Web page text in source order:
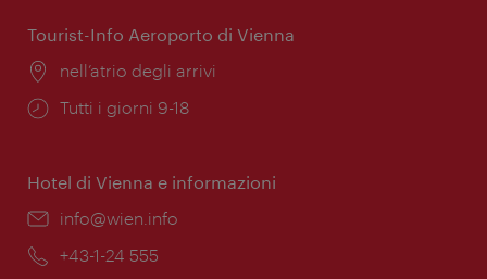
Tourist-Info Aeroporto di Vienna
Posizione:
nell’atrio degli arrivi
Orari
Tutti i giorni 9-18
Hotel di Vienna e informazioni
Email:
info@wien.info
Telefono:
+43-1-24 555